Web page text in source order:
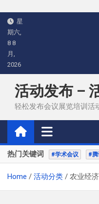
Skip
content
星
期六,
8 8
月,
2026
活动发布 –
轻松发布会议展览培训活
热门关键词 #学术会议 #腾
Home 活动分类 农业经济